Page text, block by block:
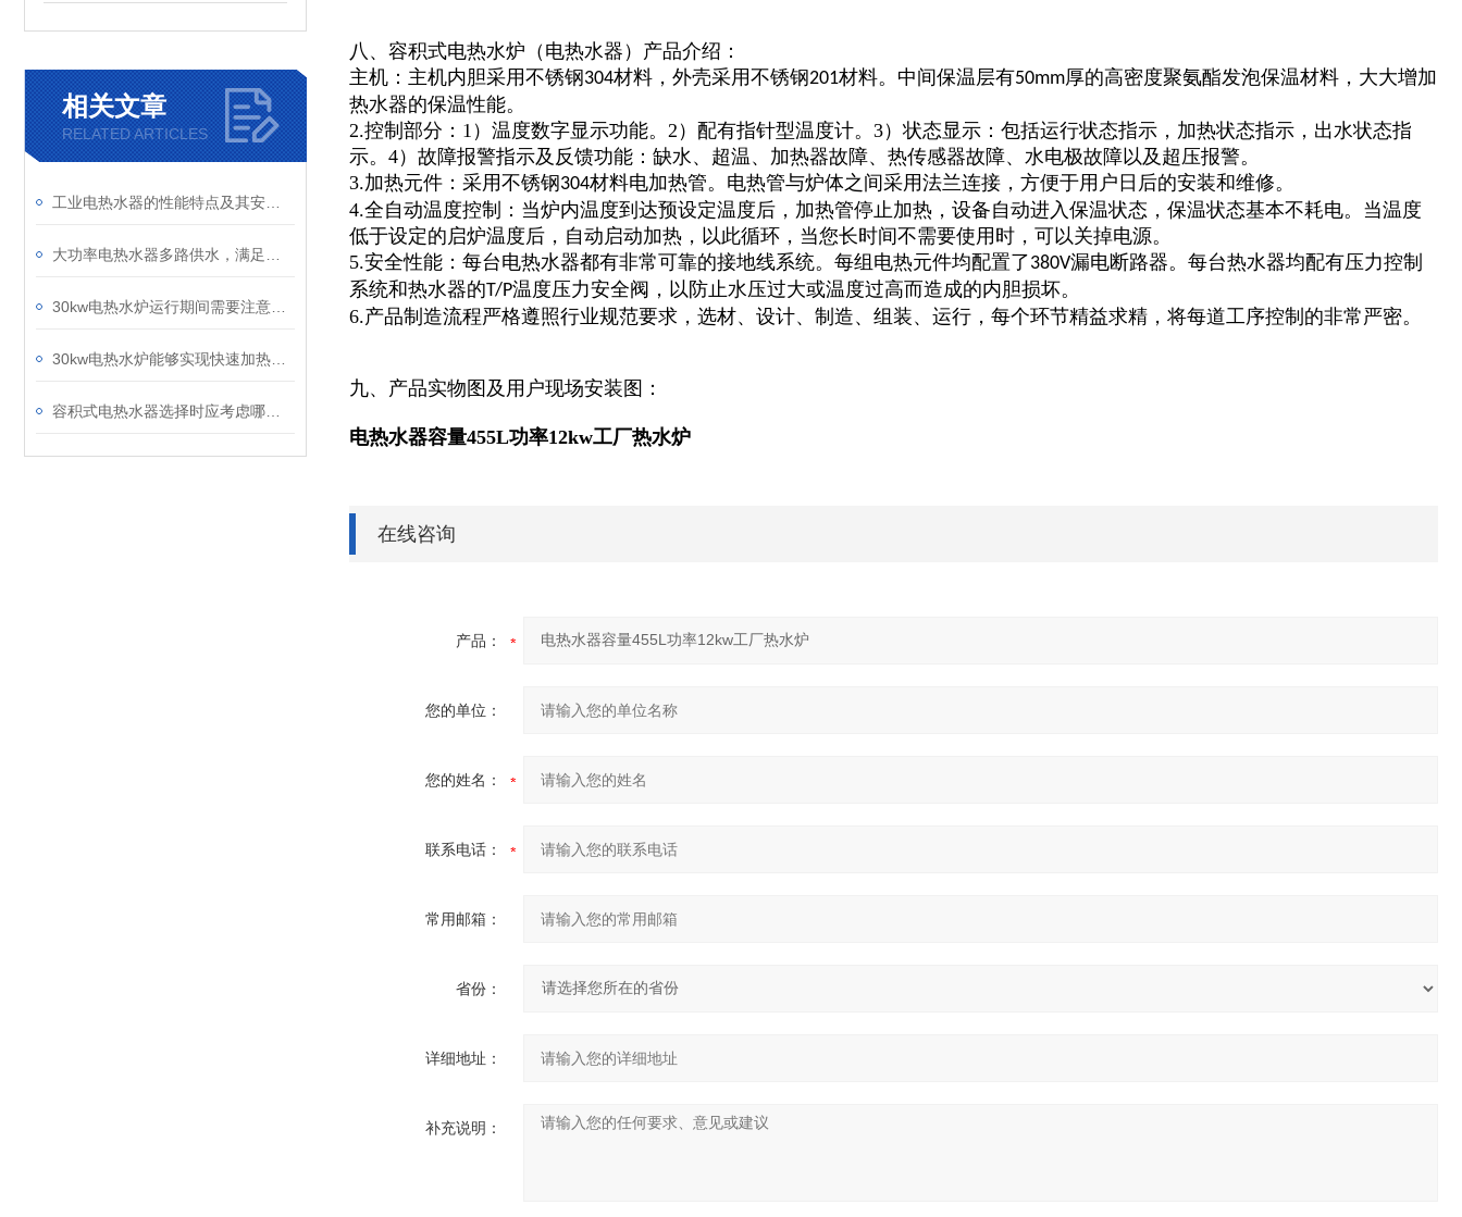
相关文章
RELATED ARTICLES
八、容积式电热水炉（电热水器）产品介绍：
主机：主机内胆采用不锈钢304材料，外壳采用不锈钢201材料。中间保温层有50mm厚的高密度聚氨酯发泡保温材料，大大增加
热水器的保温性能。
2.控制部分：1）温度数字显示功能。2）配有指针型温度计。3）状态显示：包括运行状态指示，加热状态指示，出水状态指
示。4）故障报警指示及反馈功能：缺水、超温、加热器故障、热传感器故障、水电极故障以及超压报警。
3.加热元件：采用不锈钢304材料电加热管。电热管与炉体之间采用法兰连接，方便于用户日后的安装和维修。
4.全自动温度控制：当炉内温度到达预设定温度后，加热管停止加热，设备自动进入保温状态，保温状态基本不耗电。当温度
低于设定的启炉温度后，自动启动加热，以此循环，当您长时间不需要使用时，可以关掉电源。
5.安全性能：每台电热水器都有非常可靠的接地线系统。每组电热元件均配置了380V漏电断路器。每台热水器均配有压力控制
系统和热水器的T/P温度压力安全阀，以防止水压过大或温度过高而造成的内胆损坏。
6.产品制造流程严格遵照行业规范要求，选材、设计、制造、组装、运行，每个环节精益求精，将每道工序控制的非常严密。
九、产品实物图及用户现场安装图：
电热水器容量455L功率12kw工厂热水炉
在线咨询
产品：
您的单位：
您的姓名：
联系电话：
常用邮箱：
省份：
详细地址：
补充说明：